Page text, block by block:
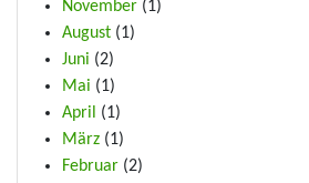
November (1)
August (1)
Juni (2)
Mai (1)
April
(1)
März (1)
Februar (2)